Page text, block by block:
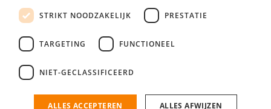
login gegevens onthouden
login
Bedrijf aanmelden
nieuwe collega/werknemer zo gevonden!
STRIKT NOODZAKELIJK PRESTATIE
TARGETING FUNCTIONEEL
NIET-GECLASSIFICEERD
ALLES ACCEPTEREN ALLES AFWIJZEN